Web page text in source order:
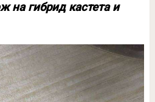
на гибрид кастета и